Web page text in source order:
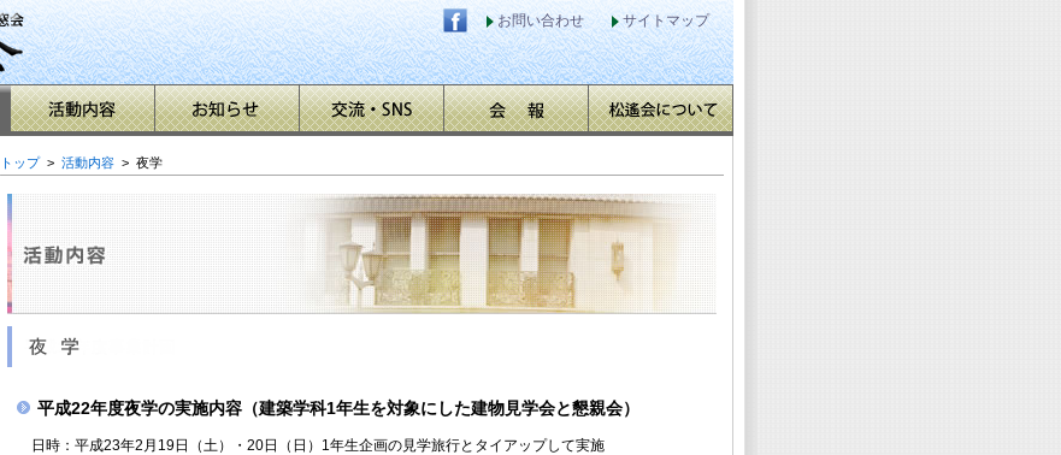
お問い合わせ サイトマップ
トップ> 活動内容 > 夜学
平成22年度夜学の実施内容（建築学科1年生を対象にした建物見学会と懇親会）
日時：平成23年2月19日（土）・20日（日）1年生企画の見学旅行とタイアップして実施